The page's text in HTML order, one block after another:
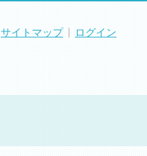
サイトマップ ログイン